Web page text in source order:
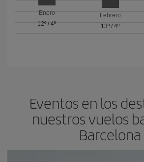
Enero
12º/4º
Febrero
13º / 4º
Eventos en los
nuestros vuelos
Barcelona